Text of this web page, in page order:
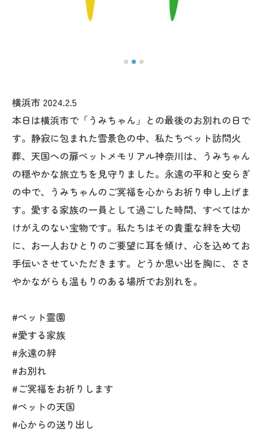
横浜市 2024.2.5
本日は横浜市で「うみちゃん」との最後のお別れの日で
す。静寂に包まれた雪景色の中、私たちペット訪問火
葬、天国への扉ペットメモリアル神奈川は、うみちゃん
の穏やかな旅立ちを見守りました。永遠の平和と安らぎ
の中で、うみちゃんのご冥福を心からお祈り申し上げま
す。愛する家族の一員として過ごした時間、すべてはか
けがえのない宝物です。私たちはその貴重な絆を大切
に、お一人おひとりのご要望に耳を傾け、心を込めてお
手伝いさせていただきます。どうか思い出を胸に、ささ
やかながらも温もりのある場所でお別れを。
#ペット霊園
#愛する家族
#永遠の絆
#お別れ
#ご冥福をお祈りします
#ペットの天国
#心からの送り出し